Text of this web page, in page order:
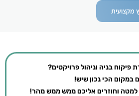
מקצועית
בניה וניהול פרויקטים?
במקום הכי נכון שיש!
למטה וחוזרים אליכם ממש ממש מהר!